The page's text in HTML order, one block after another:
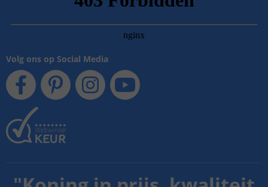
Volg ons op Social Media